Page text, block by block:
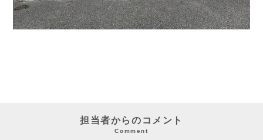
担当者からのコメント
Comment